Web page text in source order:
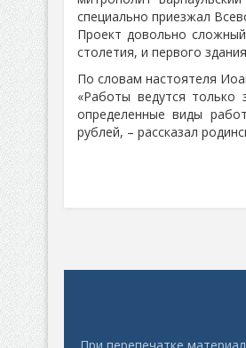
специально приезжал
Проект довольно
столетия, и первого
По словам настоятеля
«Работы ведутся
определенные виды
рублей, – рассказал